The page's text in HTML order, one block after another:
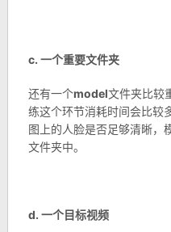
c. 一个重要文件夹
还有一个model文件夹比较
练这个环节消耗时间会比较
图上的人脸是否足够清晰，
文件夹中。
d. 一个目标视频